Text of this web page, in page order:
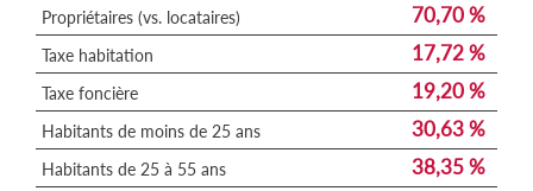
Propriétaires (vs. locataires) 70,70 %
Taxe habitation 17,72 %
Taxe foncière 19,20 %
Habitants de moins de 25 ans 30,63 %
Habitants de 25 à 55 ans 38,35 %